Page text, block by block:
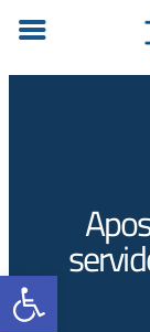
Barra de Ferramentas Aberta